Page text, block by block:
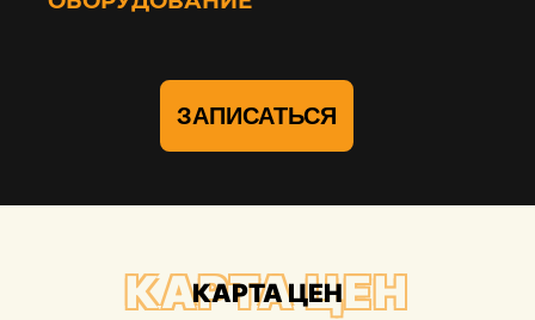
ЗАПИСАТЬСЯ
КАРТА ЦЕН
КАРТА ЦЕН